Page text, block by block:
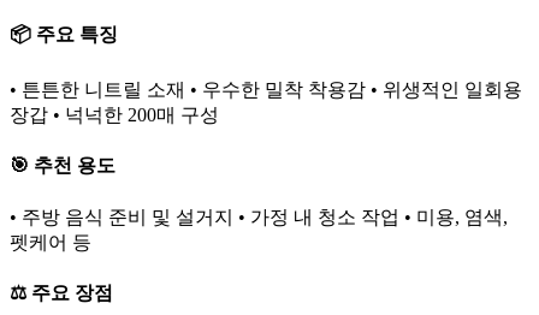
📦 주요 특징
• 튼튼한 니트릴 소재 • 우수한 밀착 착용감 • 위생적인 일회용
장갑 • 넉넉한 200매 구성
🎯 추천 용도
• 주방 음식 준비 및 설거지 • 가정 내 청소 작업 • 미용, 염색,
펫케어 등
⚖️ 주요 장점